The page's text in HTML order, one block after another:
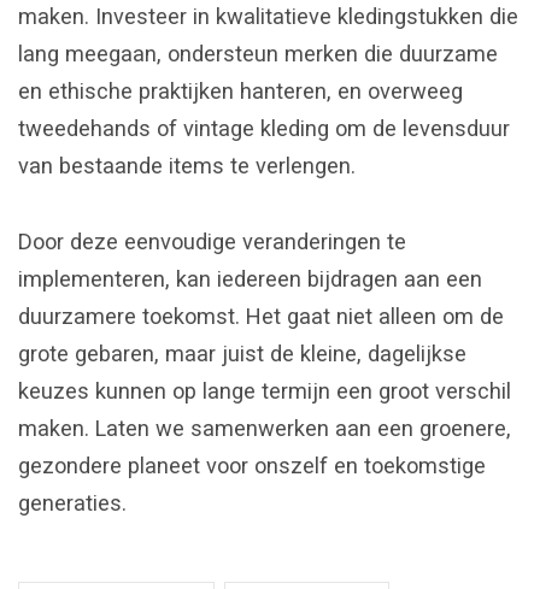
maken. Investeer in kwalitatieve kledingstukken die
lang meegaan, ondersteun merken die duurzame
en ethische praktijken hanteren, en overweeg
tweedehands of vintage kleding om de levensduur
van bestaande items te verlengen.
Door deze eenvoudige veranderingen te
implementeren, kan iedereen bijdragen aan een
duurzamere toekomst. Het gaat niet alleen om de
grote gebaren, maar juist de kleine, dagelijkse
keuzes kunnen op lange termijn een groot verschil
maken. Laten we samenwerken aan een groenere,
gezondere planeet voor onszelf en toekomstige
generaties.